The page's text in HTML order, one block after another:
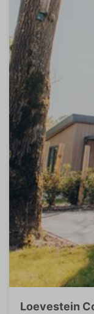
Loevestein